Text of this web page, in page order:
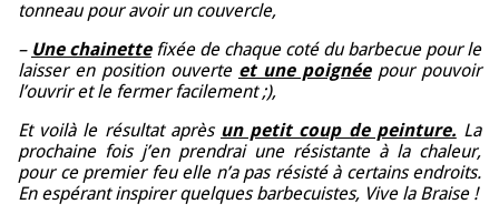
tonneau pour avoir un couvercle,
– Une chainettefixée de chaque coté du barbecue pour le
laisser en position ouverte et une poignéepour pouvoir
l’ouvrir et le fermer facilement ;),
Et voilà le résultat après un petit coup de peinture. La
prochaine fois j’en prendrai une résistante à la chaleur,
pour ce premier feu elle n’a pas résisté à certains endroits.
En espérant inspirer quelques barbecuistes, Vive la Braise !